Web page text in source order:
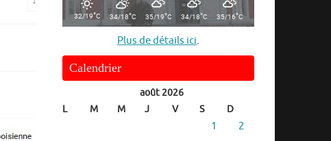
32/19°C 34/18°C 35/19°C 34/18°C 35/16°C
Plus de détails ici.
Calendrier
août 2026
L
M M J V S D
1
2